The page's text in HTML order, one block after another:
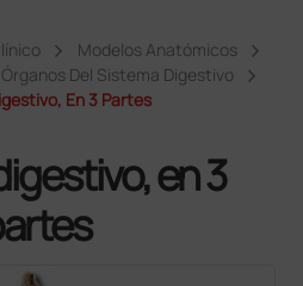
Modelos Anatómicos
Órganos Del Sistema Digestivo
En 3 Partes
en 3